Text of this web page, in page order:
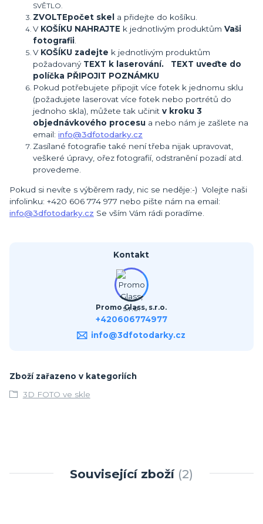
SVĚTLO.
ZVOLTEpočet skel
a přidejte do košíku.
V KOŠÍKU NAHRAJTE k jednotlivým produktům Vaši
fotografii
V KOŠÍKU zadejte k jednotlivým produktům
požadovaný TEXT k laserování. TEXT uveďte do
políčka PŘIPOJIT POZNÁMKU
Pokud potřebujete připojit více fotek k jednomu sklu
(požadujete laserovat více fotek nebo portrétů do
jednoho skla), můžete tak učinit v kroku 3
objednávkového procesu a nebo nám je zašlete na
email: info@3dfotodarky.cz
Zasílané fotografie také není třeba nijak upravovat,
veškeré úpravy, ořez fotografií, odstranění pozadí atd.
provedeme.
Pokud si nevíte s výběrem rady, nic se neděje:-) Volejte naši
infolinku: +420 606 774 977 nebo pište nám na email:
info@3dfotodarky.cz Se vším Vám rádi poradíme.
Kontakt
Promo Glass, s.r.o.
+420606774977
info@3dfotodarky.cz
Zboží zařazeno v kategoriích
3D FOTO ve skle
Související zboží 2